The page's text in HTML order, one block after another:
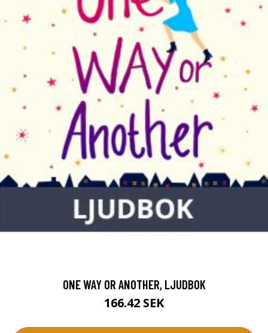
ONE WAY OR ANOTHER, LJUDBOK
166.42 SEK